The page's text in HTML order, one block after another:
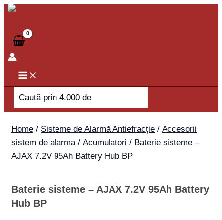
Skip
content
Search
for:
Home / Sisteme de Alarmă Antiefracție / Accesorii
sistem de alarma/ Acumulatori / Baterie sisteme –
AJAX 7.2V 95Ah Battery Hub BP
Baterie sisteme – AJAX 7.2V 95Ah Battery
Hub BP
Baterie
AJAX
7.2V
95Ah
Battery
Hub
BP
quantity